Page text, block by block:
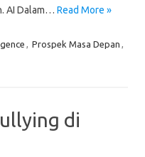
AI Dalam… Read More »
, Prospek Masa Depan ,
di